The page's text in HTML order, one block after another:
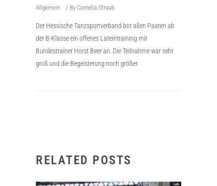
Allgemein By Cornelia Straub
Der Hessische Tanzsportverband bot allen Paaren ab
der B-Klasse ein offenes Lateintraining mit
Bundestrainer Horst Beer an. Die Teilnahme war sehr
groß und die Begeisterung noch größer.
RELATED POSTS